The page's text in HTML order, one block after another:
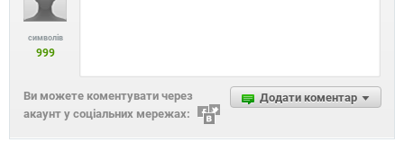
символів
999
Додати коментар
Ви можете коментувати через
акаунт у соціальних мережах: